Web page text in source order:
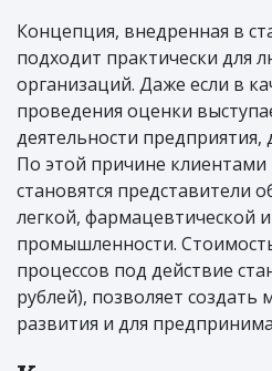
Концепция, внедренная в
подходит практически для
организаций. Даже если в
проведения оценки
деятельности предприятия,
По этой причине
становятся представители
легкой, фармацевтической
промышленности.
процессов под действие
рублей), позволяет
развития и для